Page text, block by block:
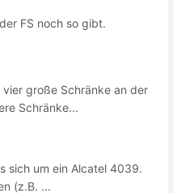
FS noch so gibt.
große Schränke an der
Schränke...
sich um ein Alcatel 4039.
(z.B. ...